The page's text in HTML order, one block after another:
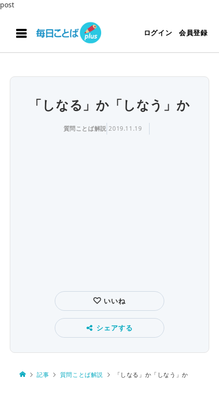
post
ログイン 会員登録
「しなる」か「しなう」か
質問ことば解説 2019.11.19
いいね
シェアする
記事 質問ことば解説 「しなる」か「しなう」か